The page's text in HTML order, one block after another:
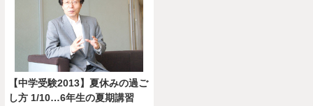
【中学受験2013】夏休みの過ご
し方 1/10…6年生の夏期講習